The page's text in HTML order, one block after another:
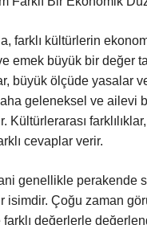
farklı kültürlerin
emek büyük bir değer
büyük ölçüde yasalar
geleneksel ve ailevi
Kültürlerarası
cevaplar verir.
genellikle perakende
Çoğu zaman
değerlerle